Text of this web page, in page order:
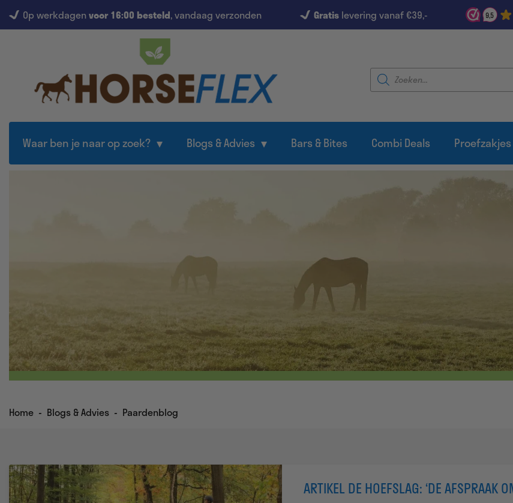
Op werkdagen voor 16:00 besteld, vandaag verzonden Gratislevering vanaf €39,- 9,5
Producten
zoeken
Waar ben je naar op zoek? Blogs & Advies Bars & Bites Combi Deals Proefzakjes
Home - Blogs & Advies - Paardenblog
ARTIKEL DE HOEFSLAG: ‘DE AFSPRAAK